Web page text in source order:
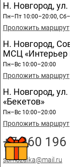
Н. Новгород,
Пн–Пт 10:00–20:00,
Проложить маршрут
Н. Новгород,
МСЦ «Интерьер
Пн–Вс 10:00–20:00
Проложить маршрут
Н. Новгород,
«Бекетов»
Пн–Вс 10:00–20:00
Проложить маршрут
+7 960 196
spmozaika@mail.ru